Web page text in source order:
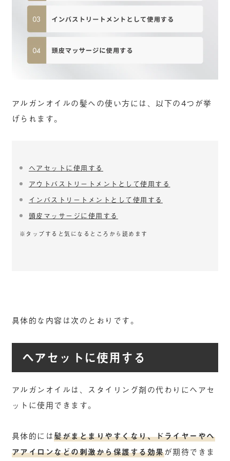
アルガンオイルの髪への使い方には、以下の4つが挙
げられます。
ヘアセットに使用する
アウトバストリートメントとして使用する
インバストリートメントとして使用する
頭皮マッサージに使用する
※タップすると気になるところから読めます
具体的な内容は次のとおりです。
ヘアセットに使用する
アルガンオイルは、スタイリング剤の代わりにヘアセ
ットに使用できます。
具体的には髪がまとまりやすくなり、ドライヤーやヘ
アアイロンなどの刺激から保護する効果が期待できま